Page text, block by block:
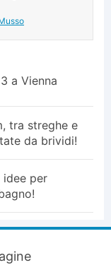
a Vienna
tra streghe e
da brividi!
idee per